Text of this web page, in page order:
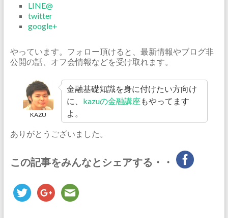
LINE@
twitter
google+
やっています。フォロー頂けると、最新情報やブログ非
公開の話、オフ会情報などを受け取れます。
KAZU
金融基礎知識を身に付けたい方向け
に、 kazuの金融講座 もやってます
よ。
ありがとうございました。
この記事をみんなとシェアする・・